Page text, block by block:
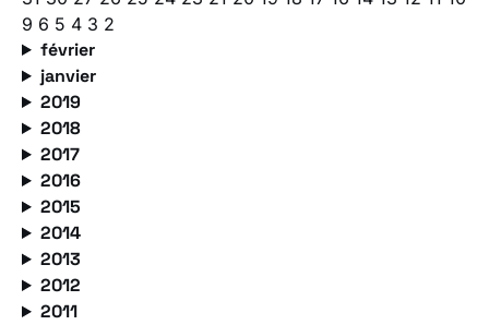
9 6 5 4 3 2
février
janvier
2019
2018
2017
2016
2015
2014
2013
2012
2011